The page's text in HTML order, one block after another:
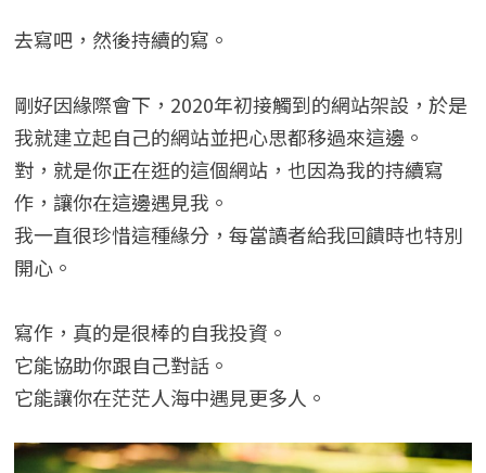
去寫吧，然後持續的寫。
剛好因緣際會下，2020年初接觸到的網站架設，於是
我就建立起自己的網站並把心思都移過來這邊。
對，就是你正在逛的這個網站，也因為我的持續寫
作，讓你在這邊遇見我。
我一直很珍惜這種緣分，每當讀者給我回饋時也特別
開心。
寫作，真的是很棒的自我投資。
它能協助你跟自己對話。
它能讓你在茫茫人海中遇見更多人。